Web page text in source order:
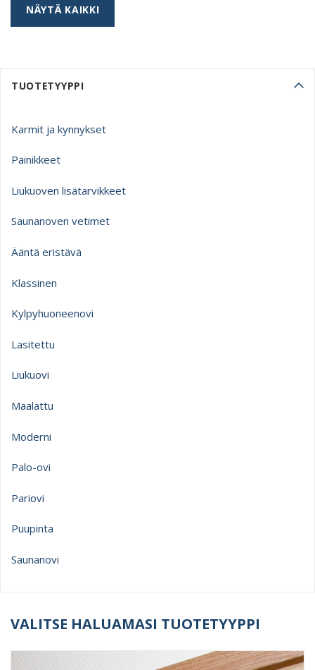
NÄYTÄ KAIKKI
TUOTETYYPPI
Karmit ja kynnykset
Painikkeet
Liukuoven lisätarvikkeet
Saunanoven vetimet
Ääntä eristävä
Klassinen
Kylpyhuoneenovi
Lasitettu
Liukuovi
Maalattu
Moderni
Palo-ovi
Pariovi
Puupinta
Saunanovi
VALITSE HALUAMASI TUOTETYYPPI